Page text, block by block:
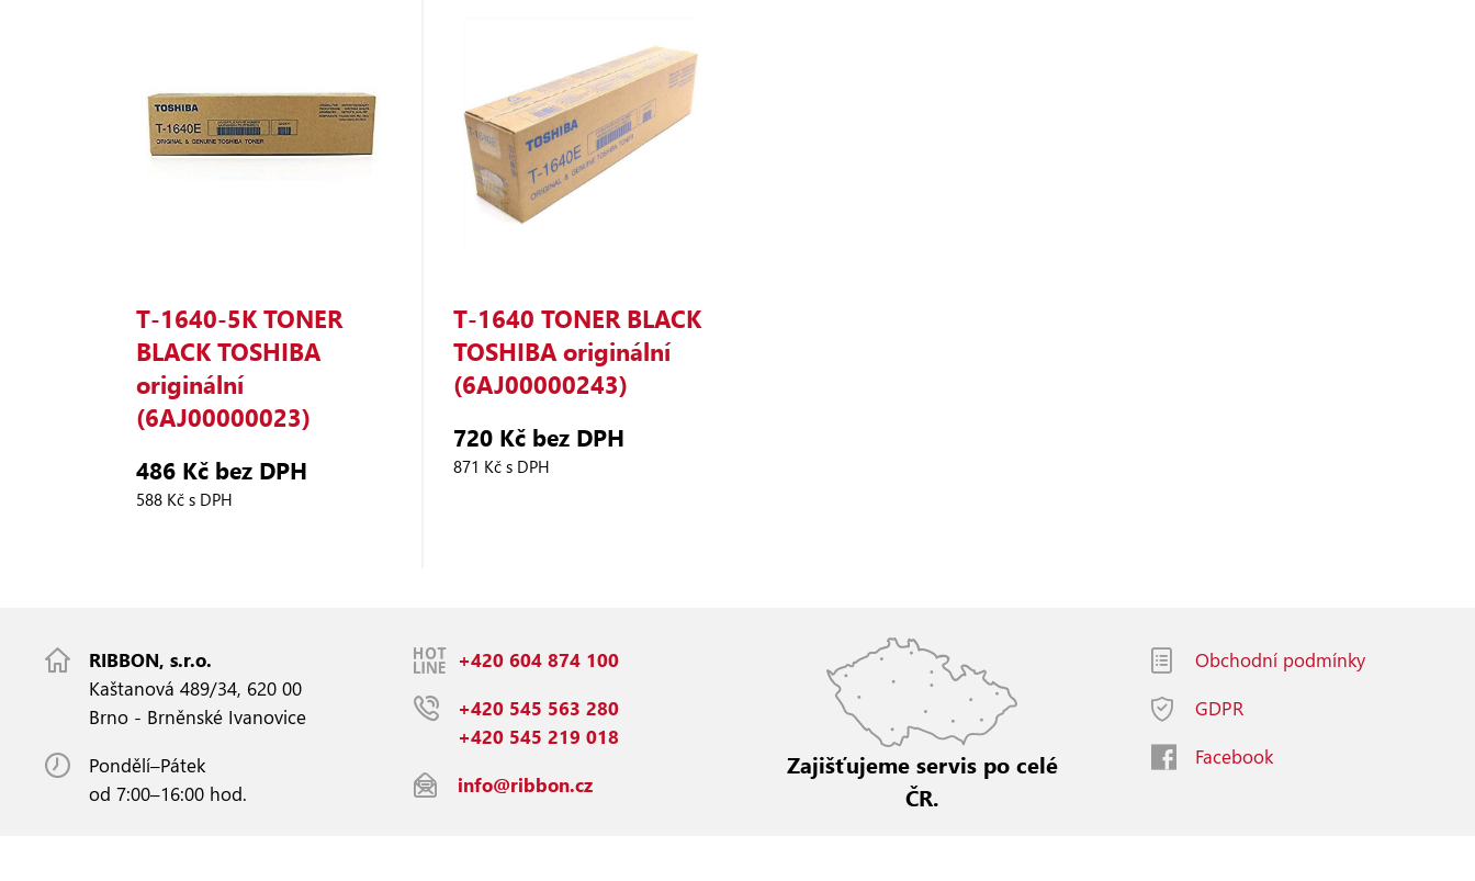
T‑1640‑5K TONER
BLACK TOSHIBA
originální
(6AJ00000023)
486 Kč bez DPH
588 Kč s DPH
T‑1640 TONER BLACK
TOSHIBA originální
(6AJ00000243)
720 Kč bez DPH
871 Kč s DPH
RIBBON, s.r.o.
Kaštanová 489/34, 620 00
Brno - Brněnské Ivanovice
Pondělí–Pátek
od 7:00–16:00 hod.
+420 604 874 100
+420 545 563 280
+420 545 219 018
info@ribbon.cz
Zajišťujeme servis po celé
ČR.
Obchodní podmínky
GDPR
Facebook